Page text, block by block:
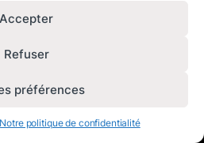
Accepter
Refuser
préférences
Notre politique de confidentialité